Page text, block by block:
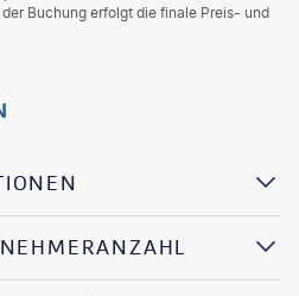
Buchung erfolgt die finale Preis- und